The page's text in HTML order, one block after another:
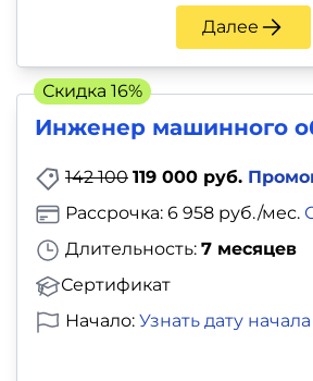
Далее
Инженер машинного
142 100 119 000 руб.
Длительность: 7 месяцев
Сертификат
Рассрочка: 6 958 руб./мес.
Начало: Узнать дату начала
Скидка 16%